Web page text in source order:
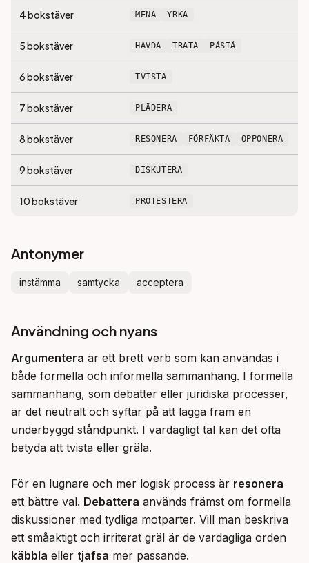
4bokstäver MENA YRKA
5bokstäver HÄVDA TRÄTA PÅSTÅ
6bokstäver TVISTA
7bokstäver PLÄDERA
8bokstäver RESONERA FÖRFÄKTA OPPONERA
9bokstäver DISKUTERA
10bokstäver PROTESTERA
Antonymer
instämma samtycka acceptera
Användning och nyans
Argumentera är ett brett verb som kan användas i
både formella och informella sammanhang. I formella
sammanhang, som debatter eller juridiska processer,
är det neutralt och syftar på att lägga fram en
underbyggd ståndpunkt. I vardagligt tal kan det ofta
betyda att tvista eller gräla.
För en lugnare och mer logisk process är resonera
ett bättre val. Debattera används främst om formella
diskussioner med tydliga motparter. Vill man beskriva
käbbla eller tjafsa mer passande.